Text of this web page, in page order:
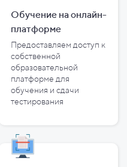
Обучение на онлайн-
платформе
Предоставляем доступ к
собственной
образовательной
платформе для
обучения и сдачи
тестирования